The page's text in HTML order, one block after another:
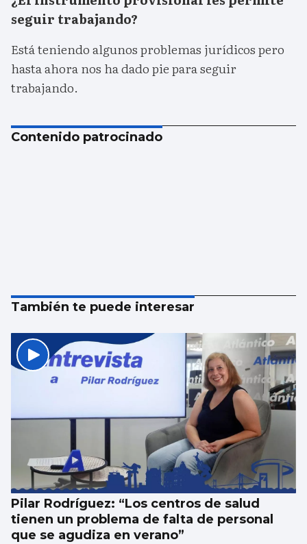
seguir trabajando?
Está teniendo algunos problemas jurídicos pero
hasta ahora nos ha dado pie para seguir
trabajando.
Contenido patrocinado
También te puede interesar
Pilar Rodríguez: “Los centros de salud
tienen un problema de falta de personal
que se agudiza en verano”